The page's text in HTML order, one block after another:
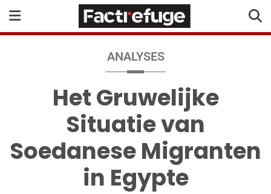
ANALYSES
Het Gruwelijke
Situatie van
Soedanese Migranten
in Egypte